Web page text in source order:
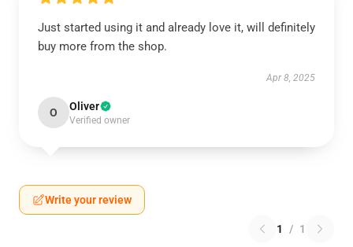
Just started using it and already love it, will definitely
buy more from the shop.
Apr 8, 2025
O Oliver
Verified owner
Write your review
1 / 1